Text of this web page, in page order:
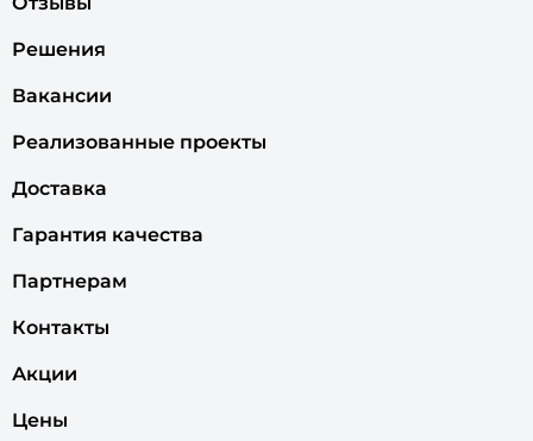
Решения
Вакансии
Реализованные проекты
Доставка
Гарантия качества
Партнерам
Контакты
Акции
Цены